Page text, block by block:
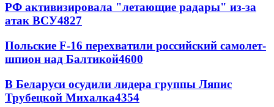
РФ активизировала "летающие радары" из-за
атак ВСУ4827
Польские F-16 перехватили российский самолет-
шпион над Балтикой4600
В Беларуси осудили лидера группы Ляпис
Трубецкой Михалка4354